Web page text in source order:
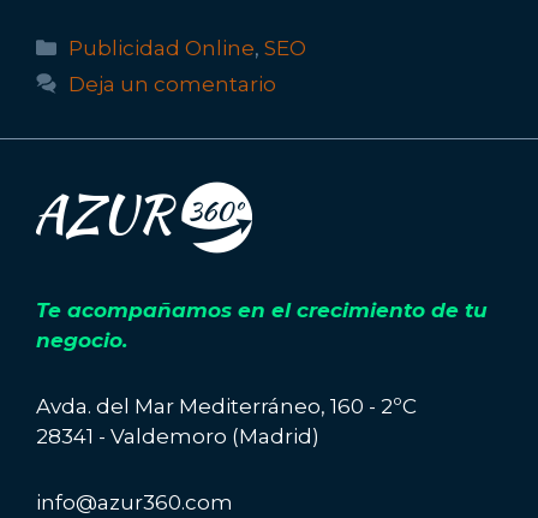
Categorías
Publicidad Online,SEO
Deja un comentario
Te acompañamos en el crecimiento de tu
negocio.
Avda. del Mar Mediterráneo, 160 - 2ºC
28341 - Valdemoro (Madrid)
info@azur360.com